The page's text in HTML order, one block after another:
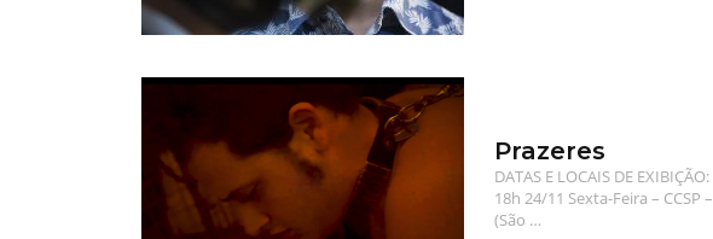
Prazeres
DATAS E LOCAIS DE
18h 24/11 Sexta-Feira –
(São …